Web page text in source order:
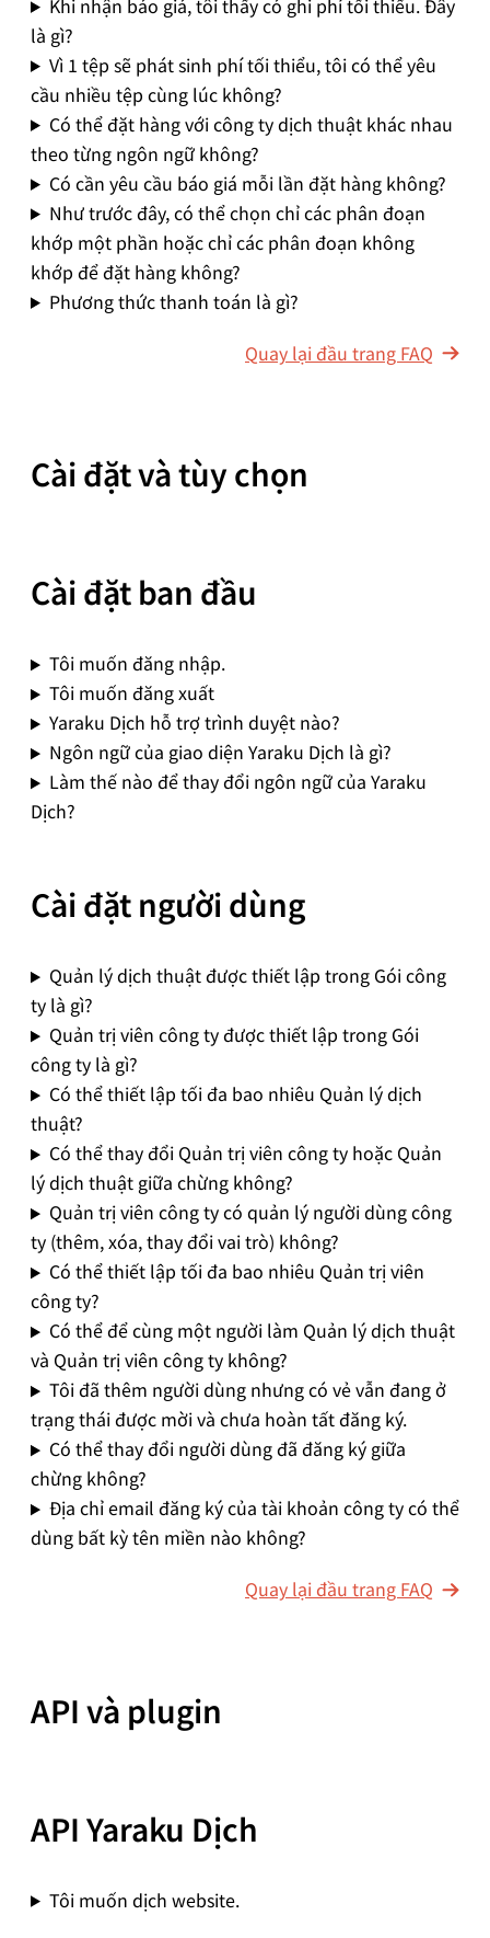
Khi nhận báo giá, tôi thấy có ghi phí tối thiểu. Đây
là gì?
Vì 1 tệp sẽ phát sinh phí tối thiểu, tôi có thể yêu
cầu nhiều tệp cùng lúc không?
Có thể đặt hàng với công ty dịch thuật khác nhau
theo từng ngôn ngữ không?
Có cần yêu cầu báo giá mỗi lần đặt hàng không?
Như trước đây, có thể chọn chỉ các phân đoạn
khớp một phần hoặc chỉ các phân đoạn không
khớp để đặt hàng không?
Phương thức thanh toán là gì?
Quay lại đầu trang FAQ
Cài đặt và tùy chọn
Cài đặt ban đầu
Tôi muốn đăng nhập.
Tôi muốn đăng xuất
Yaraku Dịch hỗ trợ trình duyệt nào?
Ngôn ngữ của giao diện Yaraku Dịch là gì?
Làm thế nào để thay đổi ngôn ngữ của Yaraku
Dịch?
Cài đặt người dùng
Quản lý dịch thuật được thiết lập trong Gói công
ty là gì?
Quản trị viên công ty được thiết lập trong Gói
công ty là gì?
Có thể thiết lập tối đa bao nhiêu Quản lý dịch
thuật?
Có thể thay đổi Quản trị viên công ty hoặc Quản
lý dịch thuật giữa chừng không?
Quản trị viên công ty có quản lý người dùng công
ty (thêm, xóa, thay đổi vai trò) không?
Có thể thiết lập tối đa bao nhiêu Quản trị viên
công ty?
Có thể để cùng một người làm Quản lý dịch thuật
và Quản trị viên công ty không?
Tôi đã thêm người dùng nhưng có vẻ vẫn đang ở
trạng thái được mời và chưa hoàn tất đăng ký.
Có thể thay đổi người dùng đã đăng ký giữa
chừng không?
Địa chỉ email đăng ký của tài khoản công ty có thể
dùng bất kỳ tên miền nào không?
Quay lại đầu trang FAQ
API và plugin
API Yaraku Dịch
Tôi muốn dịch website.